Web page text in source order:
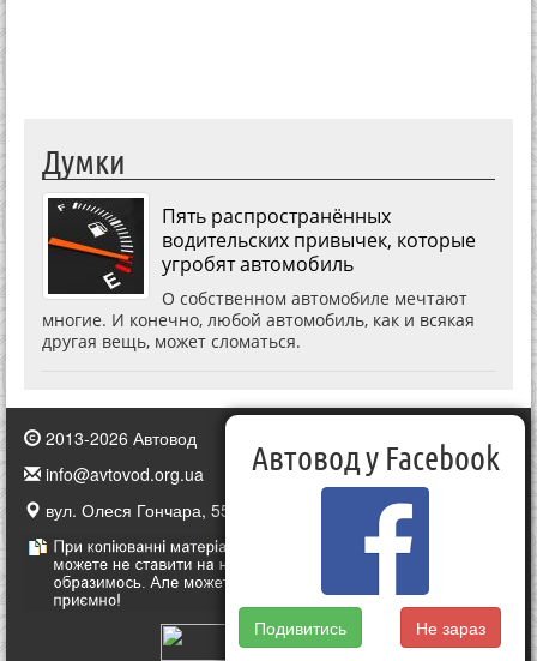
Думки
Пять распространённых
водительских привычек, которые
угробят автомобиль
О собственном автомобиле мечтают
многие. И конечно, любой автомобиль, как и всякая
другая вещь, может сломаться.
2013-2026 Автовод
info@avtovod.org.ua
вул. Олеся Гончара, 55, Київ, Україна
Автовод у Facebook
Подивитись Не зараз